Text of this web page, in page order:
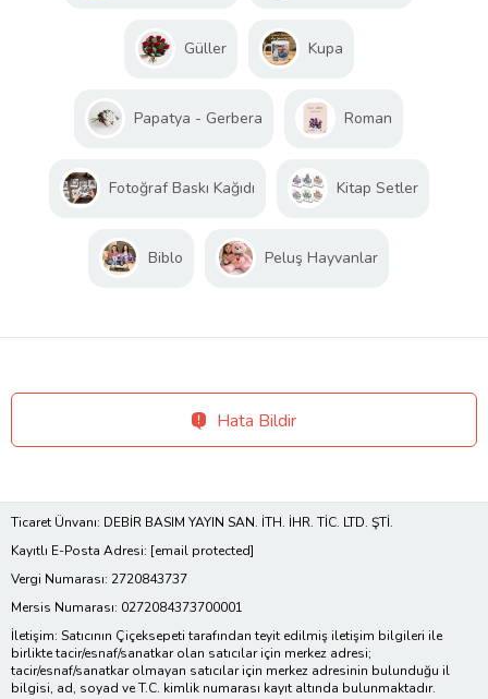
Güller Kupa
Papatya - Gerbera Roman
Fotoğraf Baskı Kağıdı Kitap Setler
Biblo Peluş Hayvanlar
Hata Bildir
Ticaret Ünvanı: DEBİR BASIM YAYIN SAN. İTH. İHR. TİC. LTD. ŞTİ.
Kayıtlı E-Posta Adresi: [email protected]
Vergi Numarası: 2720843737
Mersis Numarası: 0272084373700001
İletişim: Satıcının Çiçeksepeti tarafından teyit edilmiş iletişim bilgileri ile
birlikte tacir/esnaf/sanatkar olan satıcılar için merkez adresi;
tacir/esnaf/sanatkar olmayan satıcılar için merkez adresinin bulunduğu il
bilgisi, ad, soyad ve T.C. kimlik numarası kayıt altında bulunmaktadır.